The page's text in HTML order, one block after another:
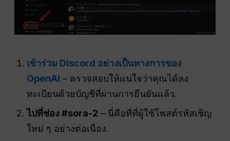
เข้าร่วม Discord อย่างเป็นทางการของ
OpenAI – ตรวจสอบให้แน่ใจว่าคุณได้ลง
ทะเบียนด้วยบัญชีที่ผ่านการยืนยันแล้ว.
ไปที่ช่อง #sora-2 – นี่คือที่ที่ผู้ใช้โพสต์รหัสเชิญ
ใหม่ ๆ อย่างต่อเนื่อง.